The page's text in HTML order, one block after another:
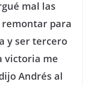
mal las
remontar para
y ser tercero
victoria me
Andrés al